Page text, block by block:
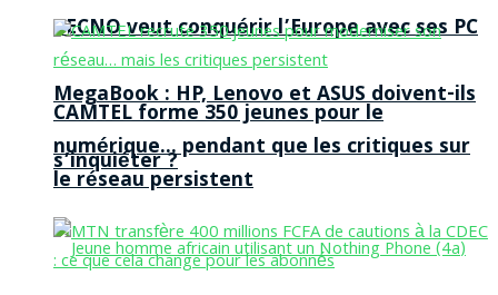
TECNO veut conquérir l’Europe avec ses PC
MegaBook : HP, Lenovo et ASUS doivent-ils
s’inquiéter ?
CAMTEL forme 350 jeunes pour le
numérique… pendant que les critiques sur
le réseau persistent